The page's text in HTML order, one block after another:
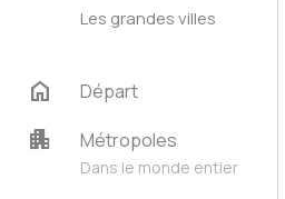
Les grandes villes
home Départ
apartment Métropoles
Dans le monde entier